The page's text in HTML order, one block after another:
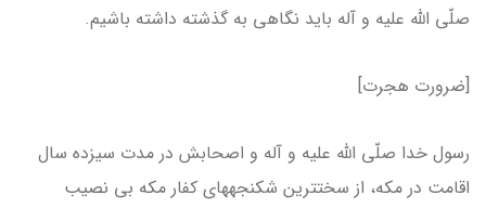
صلّی الله علیه و آله باید نگاهی به گذشته داشته باشیم.
[ضرورت هجرت]
رسول خدا صلّی الله علیه و آله و اصحابش در مدت سیزده سال
اقامت در مکه، از سخت­ترین شکنجه­های کفار مکه بی نصیب